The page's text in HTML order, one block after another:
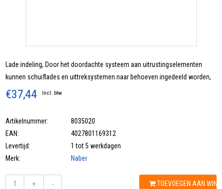
Lade indeling, Door het doordachte systeem aan uitrustingselementen
kunnen schuiflades en uittreksystemen naar behoeven ingedeeld worden,
€37,44 Incl. btw
Artikelnummer:
8035020
EAN:
4027801169312
Levertijd:
1 tot 5 werkdagen
Merk:
Naber
+ - TOEVOEGEN AAN